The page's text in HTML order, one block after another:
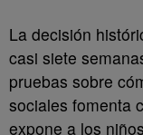
La decisión
casi siete
pruebas sobre
sociales fomenta
expone a los